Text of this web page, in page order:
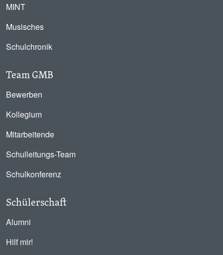
MINT
Musisches
Schulchronik
Team GMB
Bewerben
Kollegium
Mitarbeitende
Schulleitungs-Team
Schulkonferenz
Schülerschaft
Alumni
Hilf mir!